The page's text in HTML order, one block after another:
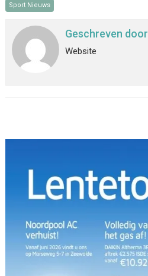
Sport Nieuws
Geschreven door
Website